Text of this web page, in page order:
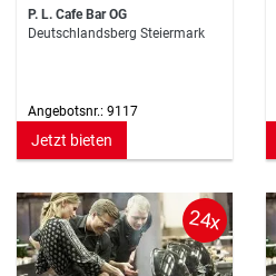
P. L. Cafe Bar OG
Deutschlandsberg Steiermark
Angebotsnr.: 9117
Jetzt bieten
24x